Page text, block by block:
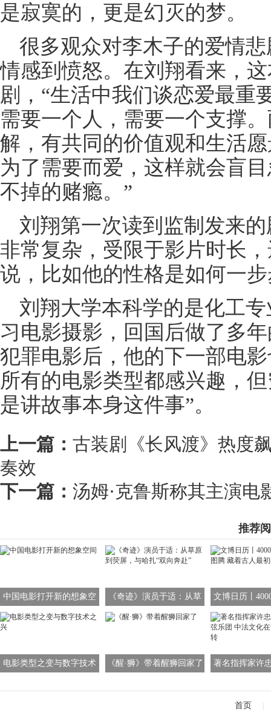
是寂寞的，更是幻灭的梦。
很多观众对李木子的爱情
情感到愤怒。在刘翔看来，
剧，“生活中我们谈恋爱最重
需要一个人，需要一个支撑
解，有共同的价值观和生活
为了需要而爱，这样就会盲
不掉的赌瘾。”
刘翔第一次读到监制发来
非常复杂，受限于影片时长
说，比如他的性格是如何一
刘翔大学本科学的是化工
习电影摄影，回国后做了多
犯罪电影后，他的下一部电
所有的电影类型都感兴趣，
是讲故事本身这件事”。
上一篇： 古装剧《长风渡》热度
奏效
下一篇： 汤姆·克鲁斯称其主演电
推荐
中国电影打开新的想象空
间
《奇迹》演员于适：从草
原到荧屏，与哈扎“双向奔
文博日历丨
龙图腾 藏着古
象
电影类型之变与数字技术
《醒·狮》带着醒狮回家了
著名指挥家许
舞台流
首页